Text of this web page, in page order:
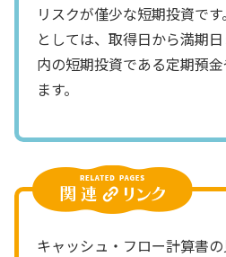
リスクが僅少な短期投資で
としては、取得日から満期
内の短期投資である定期預
ます。
キャッシュ・フロー計算書